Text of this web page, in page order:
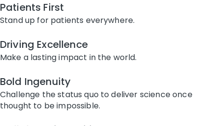
Patients First
Stand up for patients everywhere.
Driving Excellence
Make a lasting impact in the world.
Bold Ingenuity
Challenge the status quo to deliver science once
thought to be impossible.